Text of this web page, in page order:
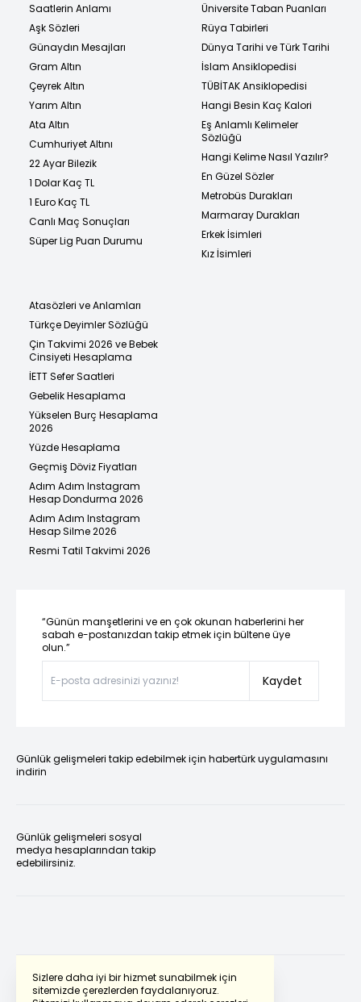
Sizlere daha iyi bir hizmet sunabilmek için
sitemizde çerezlerden faydalanıyoruz.
Saatlerin Anlamı
Aşk Sözleri
Günaydın Mesajları
Gram Altın
Çeyrek Altın
Yarım Altın
Ata Altın
Cumhuriyet Altını
22 Ayar Bilezik
1 Dolar Kaç TL
1 Euro Kaç TL
Canlı Maç Sonuçları
Süper Lig Puan Durumu
Üniversite Taban Puanları
Rüya Tabirleri
Dünya Tarihi ve Türk Tarihi
İslam Ansiklopedisi
TÜBİTAK Ansiklopedisi
Hangi Besin Kaç Kalori
Eş Anlamlı Kelimeler
Sözlüğü
Hangi Kelime Nasıl Yazılır?
En Güzel Sözler
Metrobüs Durakları
Marmaray Durakları
Erkek İsimleri
Kız İsimleri
Atasözleri ve Anlamları
Türkçe Deyimler Sözlüğü
Çin Takvimi 2026 ve Bebek
Cinsiyeti Hesaplama
İETT Sefer Saatleri
Gebelik Hesaplama
Yükselen Burç Hesaplama
2026
Yüzde Hesaplama
Geçmiş Döviz Fiyatları
Adım Adım Instagram
Hesap Dondurma 2026
Adım Adım Instagram
Hesap Silme 2026
Resmi Tatil Takvimi 2026
“Günün manşetlerini ve en çok okunan haberlerini her
sabah e-postanızdan takip etmek için bültene üye
olun.”
Kaydet
Günlük gelişmeleri takip edebilmek için habertürk uygulamasını
indirin
Günlük gelişmeleri sosyal
medya hesaplarından takip
edebilirsiniz.